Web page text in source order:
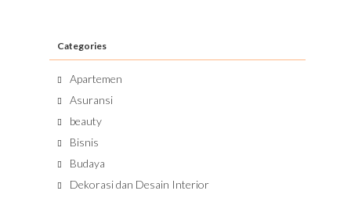
Categories
Apartemen
Asuransi
beauty
Bisnis
Budaya
Dekorasi dan Desain Interior